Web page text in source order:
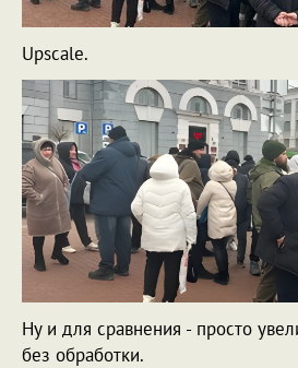
Upscale.
Ну и для сравнения - просто
без обработки.